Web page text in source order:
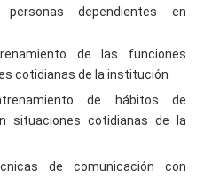
dependientes en
de las funciones
cotidianas de la institución
de hábitos de
situaciones cotidianas de la
de comunicación con